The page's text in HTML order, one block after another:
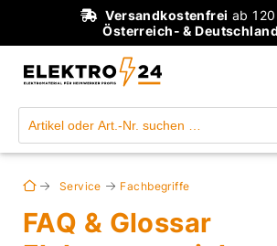
Versandkostenfrei ab
Österreich- &
Service Fachbegriffe
FAQ & Glossar